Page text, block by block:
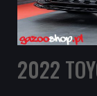
2022